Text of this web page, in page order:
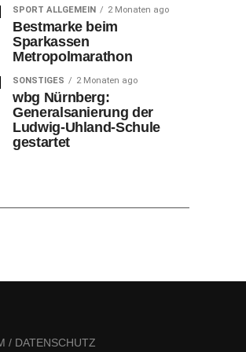
SPORT ALLGEMEIN 2 Monaten ago
Bestmarke beim
Sparkassen
Metropolmarathon
SONSTIGES 2 Monaten ago
wbg Nürnberg:
Generalsanierung der
Ludwig-Uhland-Schule
gestartet
/ DATENSCHUTZ